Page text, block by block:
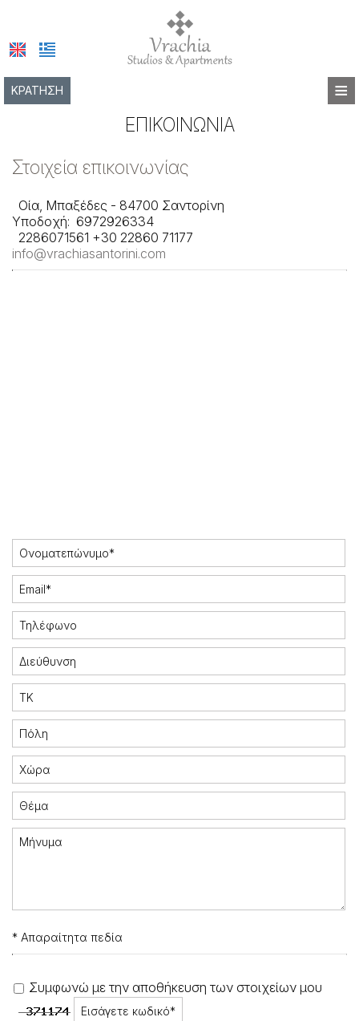
≡
ΚΡΆΤΗΣΗ
ΑΡΧΙΚΉ
ΠΑΡΟΧΈΣ
ΦΩΤΟΓΡΑΦΊΕΣ
ΕΠΙΚΟΙΝΩΝΊΑ
Στοιχεία επικοινωνίας
Οία, Μπαξέδες - 84700 Σαντορίνη
Υποδοχή: 6972926334
2286071561 +30 22860 71177
info@vrachiasantorini.com
* Απαραίτητα πεδία
Συμφωνώ με την αποθήκευση των στοιχείων μου